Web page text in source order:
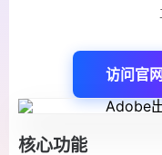
访问官网
核心功能